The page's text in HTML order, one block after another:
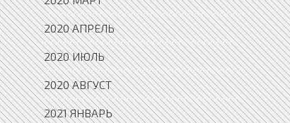
2020 АПРЕЛЬ
2020 ИЮЛЬ
2020 АВГУСТ
2021 ЯНВАРЬ